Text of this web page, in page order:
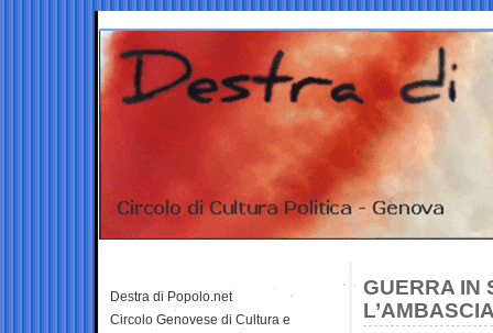
GUERRA IN
Destra di Popolo.net
Circolo Genovese di Cultura e